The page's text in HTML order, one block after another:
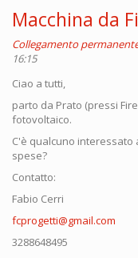
Macchina da
Collegamento
16:15
Ciao a tutti,
parto da Prato (pressi
fotovoltaico.
C'è qualcuno interessato
spese?
Contatto:
Fabio Cerri
fcprogetti@gmail.com
3288648495